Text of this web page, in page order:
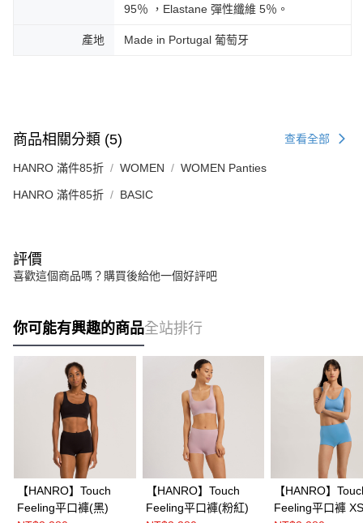
95％ ，Elastane 彈性纖維 5％。
產地 Made in Portugal 葡萄牙
商品相關分類 (5) 查看全部
HANRO 滿件85折 WOMEN WOMEN Panties
HANRO 滿件85折 BASIC
評價
喜歡這個商品嗎？購買後給他一個好評吧
你可能有興趣的商品全站排行
【HANRO】Touch
Feeling平口褲(黑)
【HANRO】Touch
Feeling平口褲(粉紅)
【HANRO】
Feeling平口褲